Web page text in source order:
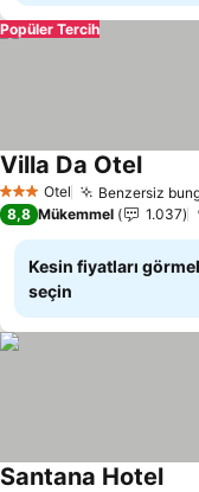
Popüler Tercih
3 YıldızOtel Benzersiz
Villa Da Otel
8,8 Mükemmel 1.037
Kesin fiyatları
seçin
Santana Hotel